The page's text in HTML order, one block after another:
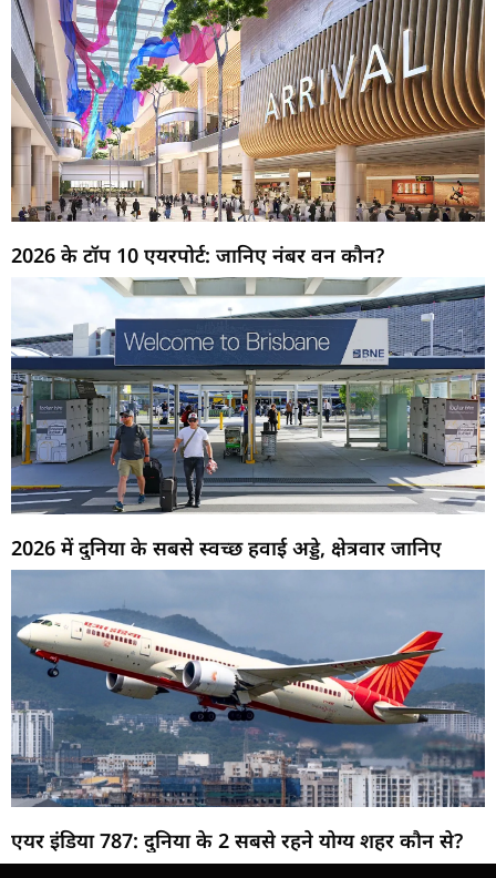
2026 के टॉप 10 एयरपोर्ट: जानिए नंबर वन कौन?
2026 में दुनिया के सबसे स्वच्छ हवाई अड्डे, क्षेत्रवार जानिए
एयर इंडिया 787: दुनिया के 2 सबसे रहने योग्य शहर कौन से?